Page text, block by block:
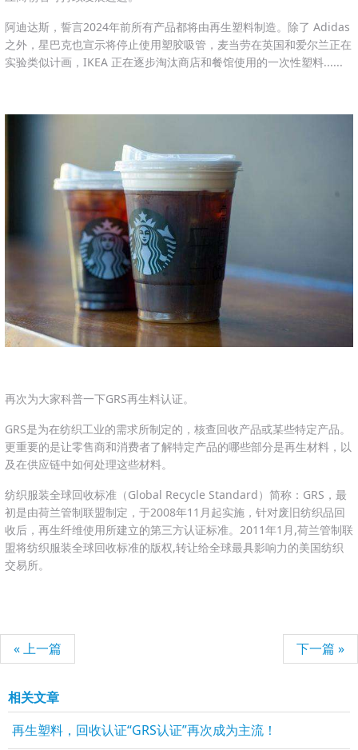
阿迪达斯，誓言2024年前所有产品都将由再生塑料制造。除了 Adidas
之外，星巴克也宣示将停止使用塑胶吸管，麦当劳在英国和爱尔兰正在
实验类似计画，IKEA 正在逐步淘汰商店和餐馆使用的一次性塑料......
再次为大家科普一下GRS再生料认证。
GRS是为在纺织工业的需求所制定的，核查回收产品或某些特定产品。
更重要的是让零售商和消费者了解特定产品的哪些部分是再生材料，以
及在供应链中如何处理这些材料。
纺织服装全球回收标准（Global Recycle Standard）简称：GRS，最
初是由荷兰管制联盟制定，于2008年11月起实施，针对废旧纺织品回
收后，再生纤维使用所建立的第三方认证标准。2011年1月,荷兰管制联
盟将纺织服装全球回收标准的版权,转让给全球最具影响力的美国纺织
交易所。
« 上一篇 下一篇 »
相关文章
再生塑料，回收认证“GRS认证”再次成为主流！